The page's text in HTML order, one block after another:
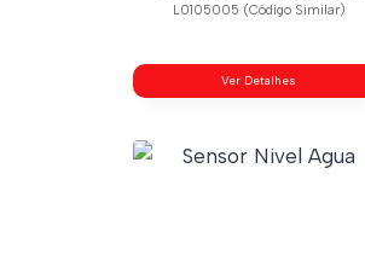
L0105005 (Código Similar)
Ver Detalhes